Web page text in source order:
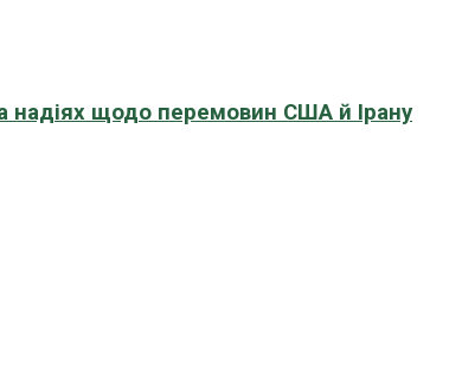
надіях щодо перемовин США й Ірану